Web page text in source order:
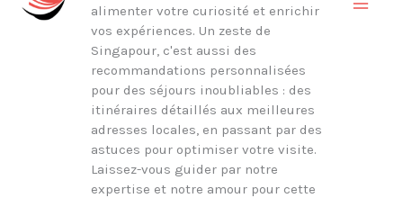
alimenter votre curiosité et enrichir
vos expériences. Un zeste de
Singapour, c'est aussi des
recommandations personnalisées
pour des séjours inoubliables : des
itinéraires détaillés aux meilleures
adresses locales, en passant par des
astuces pour optimiser votre visite.
Laissez-vous guider par notre
expertise et notre amour pour cette